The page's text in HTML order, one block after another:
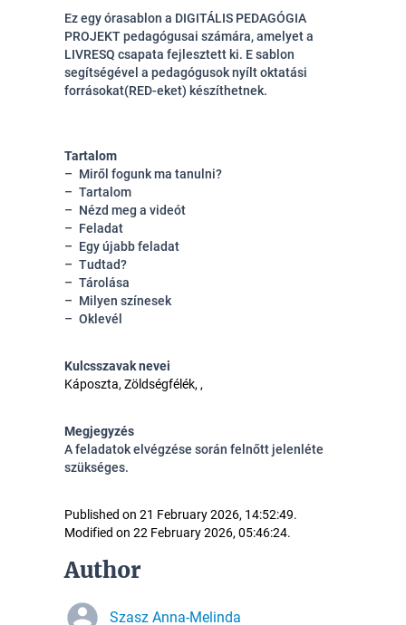
Ez egy órasablon a DIGITÁLIS PEDAGÓGIA
PROJEKT pedagógusai számára, amelyet a
LIVRESQ csapata fejlesztett ki. E sablon
segítségével a pedagógusok nyílt oktatási
forrásokat(RED-eket) készíthetnek.
Tartalom
Miről fogunk ma tanulni?
Tartalom
Nézd meg a videót
Feladat
Egy újabb feladat
Tudtad?
Tárolása
Milyen színesek
Oklevél
Kulcsszavak nevei
Káposzta, Zöldségfélék, ,
Megjegyzés
A feladatok elvégzése során felnőtt jelenléte
szükséges.
Published on 21 February 2026, 14:52:49.
Modified on 22 February 2026, 05:46:24.
Author
Szasz Anna-Melinda